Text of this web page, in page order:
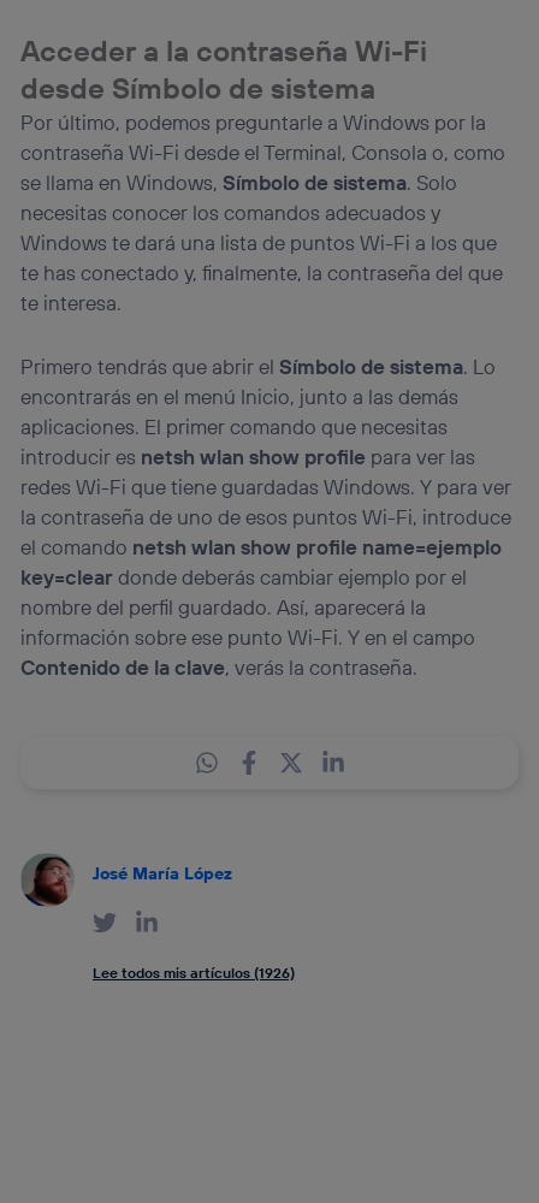
Acceder a la contraseña Wi-Fi
desde Símbolo de sistema
Por último, podemos preguntarle a Windows por la
contraseña Wi-Fi desde el Terminal, Consola o, como
se llama en Windows,Símbolo de sistema. Solo
necesitas conocer los comandos adecuados y
Windows te dará una lista de puntos Wi-Fi a los que
te has conectado y, finalmente, la contraseña del que
te interesa.
Primero tendrás que abrir elSímbolo de sistema. Lo
encontrarás en el menú Inicio, junto a las demás
aplicaciones. El primer comando que necesitas
introducir es netsh wlan show profile para ver las
redes Wi-Fi que tiene guardadas Windows. Y para ver
la contraseña de uno de esos puntos Wi-Fi, introduce
el comando netsh wlan show profile name=ejemplo
key=cleardonde deberás cambiar ejemplo por el
nombre del perfil guardado. Así, aparecerá la
información sobre ese punto Wi-Fi. Y en el campo
Contenido de la clave, verás la contraseña.
José María López
Lee todos mis artículos (1926)